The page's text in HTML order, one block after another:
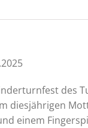
des
diesjährigen
einem